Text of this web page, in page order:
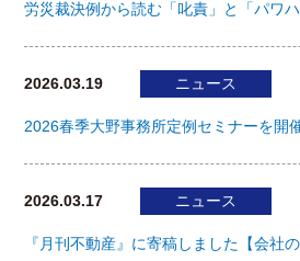
労災裁決例から読む「叱責」と「パワ
2026.03.19 ニュース
2026春季大野事務所定例セミナーを開
2026.03.17 ニュース
『月刊不動産』に寄稿しました【会社